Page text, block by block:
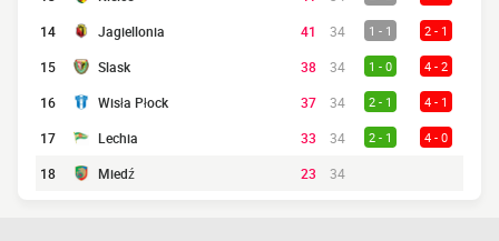
14 Jagiellonia 41 34 1 - 1 2 - 1
15 Slask 38 34 1 - 0 4 - 2
16 Wisła Płock 37 34 2 - 1 4 - 1
17 Lechia 33 34 2 - 1 4 - 0
18 Miedź 23 34